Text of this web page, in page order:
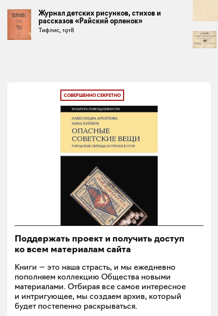
Журнал детских рисунков, стихов и
рассказов «Райский орленок»
Тифлис, 1918
СОВЕРШЕННО СЕКРЕТНО
Поддержать проект и получить доступ
ко всем материалам сайта
Книги — это наша страсть, и мы ежедневно
пополняем коллекцию Общества новыми
материалами. Отбирая все самое интересное
и интригующее, мы создаем архив, который
будет постепенно раскрываться.